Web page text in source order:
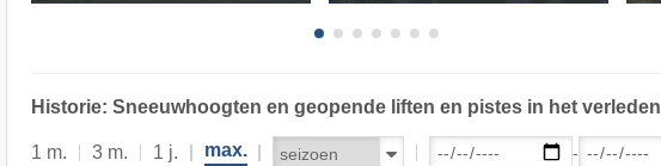
Historie: Sneeuwhoogten en geopende liften en pistes in het verleden
1 m. 3 m. 1 j. max. -